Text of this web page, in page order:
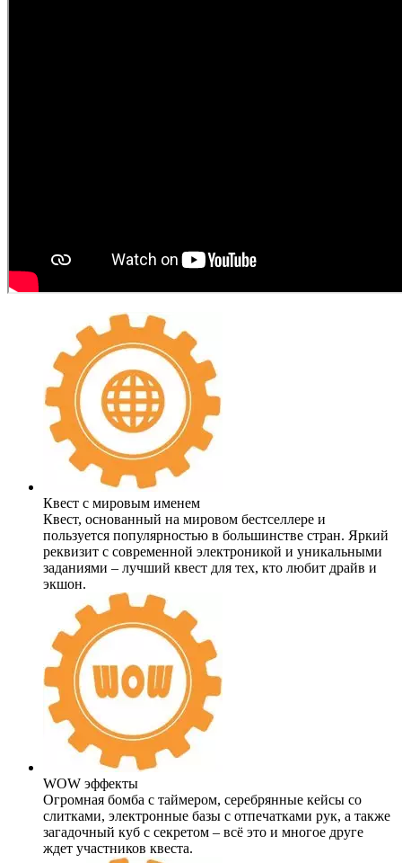
Квест с мировым именем
Квест, основанный на мировом бестселлере и
пользуется популярностью в большинстве стран. Яркий
реквизит с современной электроникой и уникальными
заданиями – лучший квест для тех, кто любит драйв и
экшон.
WOW эффекты
Огромная бомба с таймером, серебрянные кейсы со
слитками, электронные базы с отпечатками рук, а также
загадочный куб с секретом – всё это и многое друге
ждет участников квеста.